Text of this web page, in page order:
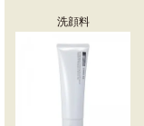
洗顔料